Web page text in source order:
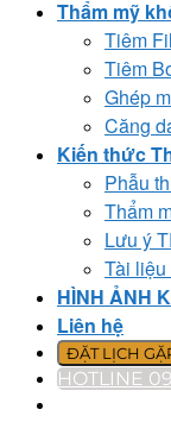
Thẩm mỹ
Tiêm
Tiêm
Ghép
Căng
Kiến thức
Phẫu
Thẩm
Lưu ý
Tài
HÌNH ẢNH
Liên hệ
ĐẶT LỊCH
HOTLINE